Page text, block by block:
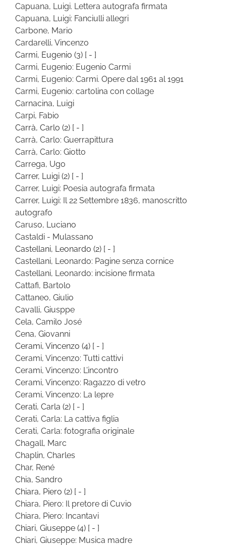
Capuana, Luigi. Lettera autografa firmata
Capuana, Luigi: Fanciulli allegri
Carbone, Mario
Cardarelli, Vincenzo
Carmi, Eugenio (3) [ - ]
Carmi, Eugenio: Eugenio Carmi
Carmi, Eugenio: Carmi. Opere dal 1961 al 1991
Carmi, Eugenio: cartolina con collage
Carnacina, Luigi
Carpi, Fabio
Carrà, Carlo (2) [ - ]
Carrà, Carlo: Guerrapittura
Carrà, Carlo: Giotto
Carrega, Ugo
Carrer, Luigi (2) [ - ]
Carrer, Luigi: Poesia autografa firmata
Carrer, Luigi: Il 22 Settembre 1836, manoscritto
autografo
Caruso, Luciano
Castaldi - Mulassano
Castellani, Leonardo (2) [ - ]
Castellani, Leonardo: Pagine senza cornice
Castellani, Leonardo: incisione firmata
Cattafi, Bartolo
Cattaneo, Giulio
Cavalli, Giusppe
Cela, Camilo José
Cena, Giovanni
Cerami, Vincenzo (4) [ - ]
Cerami, Vincenzo: Tutti cattivi
Cerami, Vincenzo: L’incontro
Cerami, Vincenzo: Ragazzo di vetro
Cerami, Vincenzo: La lepre
Cerati, Carla (2) [ - ]
Cerati, Carla: La cattiva figlia
Cerati, Carla: fotografia originale
Chagall, Marc
Chaplin, Charles
Char, René
Chia, Sandro
Chiara, Piero (2) [ - ]
Chiara, Piero: Il pretore di Cuvio
Chiara, Piero: Incantavi
Chiari, Giuseppe (4) [ - ]
Chiari, Giuseppe: Musica madre